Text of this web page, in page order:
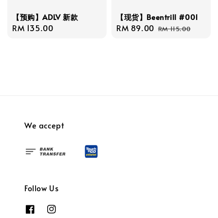
【预购】ADLV 新款
Regular
RM 135.00
【现货】Beentrill #001
Sale
RM 89.00 Regular
RM 115.00
We accept
Follow Us